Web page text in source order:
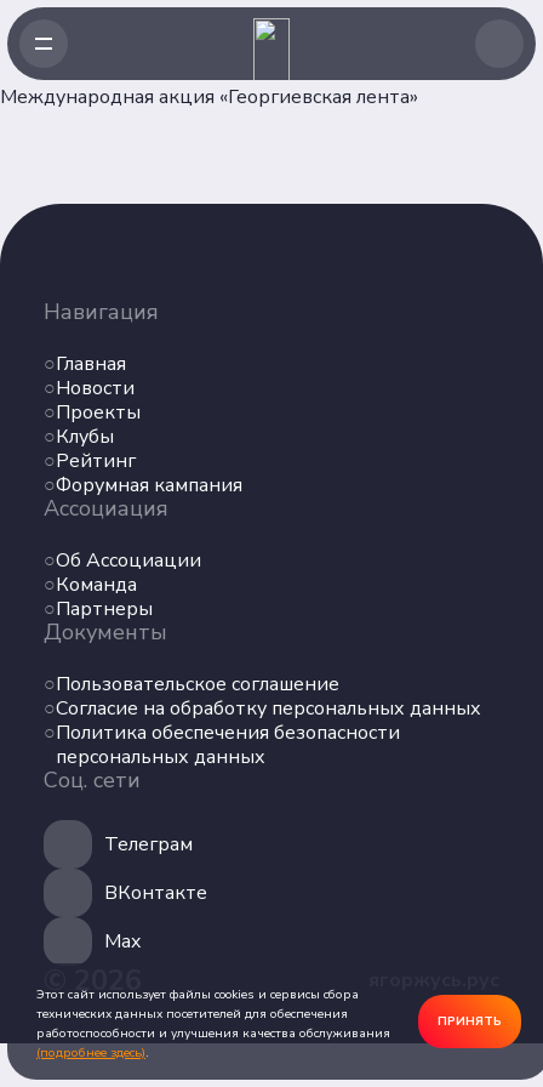
Международная акция «Георгиевская лента»
Навигация
Главная
Новости
Проекты
Клубы
Рейтинг
Форумная кампания
Ассоциация
Об Ассоциации
Команда
Партнеры
Документы
Пользовательское соглашение
Согласие на обработку персональных данных
Политика обеспечения безопасности
персональных данных
Соц. сети
Телеграм
ВКонтакте
Max
© 2026
Главная
Новости
Проекты
Клубы
Рейтинг
Форумная кампания
Команда
Партнеры
Пользовательское соглашение
Согласие на обработку персональных данных
Политика обеспечения безопасности
персональных данных
сети
Телеграм
ВКонтакте
Max
Этот сайт использует файлы cookies и сервисы сбора
технических данных посетителей для обеспечения
работоспособности и улучшения качества обслуживания
(подробнее здесь).
ПРИНЯТЬ